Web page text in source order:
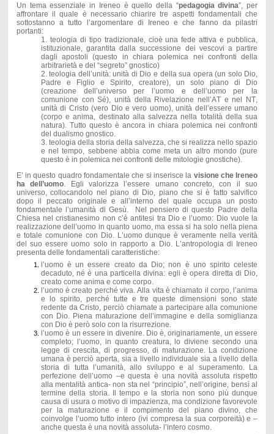
Un tema essenziale in Ireneo è quello della “pedagogia divina”, per
affrontare il quale è necessario chiarire tre aspetti fondamentali che
sottostanno a tutto l’argomentare di Ireneo e che fanno da pilastri
portanti:
1.
teologia di tipo tradizionale, cioè una fede attiva e pubblica,
istituzionale, garantita dalla successione dei vescovi a partire
dagli apostoli (questo in chiara polemica nei confronti della
arbitrarietà e del “segreto” gnostico)
2. teologia dell’unità: unità di Dio e della sua opera (un solo Dio,
Padre e Figlio e Spirito, creatore), un solo piano di Dio
(creazione dell’universo per l’uomo e dell’uomo per la
comunione con Sé), unità della Rivelazione nell’AT e nel NT,
unità di Cristo (vero Dio e vero uomo), unità dell’essere umano
(corpo e anima, destinato alla salvezza nella totalità della sua
natura). Tutto questo è ancora in chiara polemica nei confronti
del dualismo gnostico.
3. teologia della storia della salvezza, che si realizza nello spazio
e nel tempo, sebbene abbia come meta un altro mondo (pure
questo è in polemica nei confronti delle mitologie gnostiche).
E’ in questo quadro fondamentale che si inserisce la visione che Ireneo
ha dell’uomo . Egli valorizza l’essere umano concreto, con il suo
universo, collocandolo nel piano di Dio, piano che si è fatto salvifico
dopo il peccato originale e all’interno del quale occupa un posto
fondamentale l’umanità di Gesù. Nel pensiero di questo Padre della
Chiesa nel cristianesimo non c’è antitesi tra Dio e l’uomo: Dio vuole la
realizzazione dell’uomo in quanto uomo, ma essa si ha solo nella piena
e totale comunione con Dio. L’uomo dunque è veramente nella verità
del suo essere uomo solo in rapporto a Dio. L’antropologia di Ireneo
presenta delle fondamentali caratteristiche:
l’uomo è un essere creato da Dio; non è uno spirito celeste
decaduto, né è una particella divina: egli è opera diretta di Dio,
creato come anima e come corpo.
l’uomo è creato perché viva. Alla vita è chiamato il corpo, l’anima
e lo spirito, perché tutte e tre queste dimensioni sono state
redente da Cristo, perciò chiamate a partecipare alla comunione
con Dio. Piena maturazione dell’immagine e della somiglianza
con Dio è però solo con la risurrezione.
l’uomo è un essere in divenire. Dio è, originariamente, un essere
completo; l’uomo, in quanto creatura, lo diviene secondo una
legge di crescita, di progresso, di maturazione. La condizione
umana è perciò aperta, sia a livello individuale sia a livello della
storia di tutta l’umanità, allo sviluppo e al superamento. La
perfezione dell’uomo –e questa è una novità assoluta rispetto
alla mentalità antica- non sta nel “principio”, nell’origine, bensì al
termine della storia. Il tempo e la storia non sono più dunque
causa di usura o motivo di impazienza, ma condizione favorevole
per la maturazione e il compimento del piano divino, che
coinvolge l’uomo tutto intero (ivi compresa la sua corporeità) e –
anche questa è una novità assoluta- l’intero cosmo.